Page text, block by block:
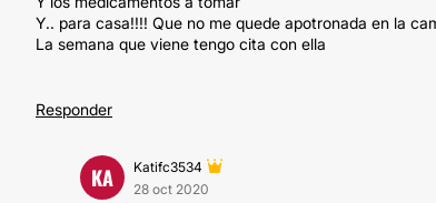
Y.. para casa!!!! Que no me quede apotronada en la
La semana que viene tengo cita con ella
Responder
KA
Katifc3534
28 oct 2020